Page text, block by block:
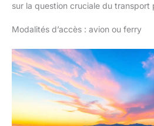
sur la question cruciale du transport
Modalités d’accès : avion ou ferry